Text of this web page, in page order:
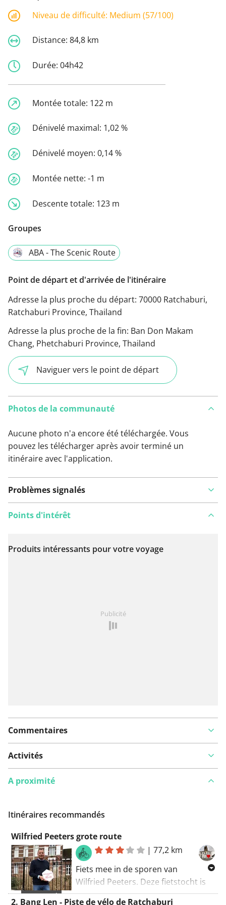
Niveau de difficulté: Medium (57/100)
Distance: 84,8 km
Durée: 04h42
Montée totale: 122 m
Dénivelé maximal: 1,02 %
Dénivelé moyen: 0,14 %
Montée nette: -1 m
Descente totale: 123 m
Groupes
ABA - The Scenic Route
Point de départ et d'arrivée de l'itinéraire
Adresse la plus proche du départ: 70000 Ratchaburi,
Ratchaburi Province, Thailand
Adresse la plus proche de la fin: Ban Don Makam
Chang, Phetchaburi Province, Thailand
Naviguer vers le point de départ
Photos de la communauté
Aucune photo n'a encore été téléchargée. Vous
pouvez les télécharger après avoir terminé un
itinéraire avec l'application.
Problèmes signalés
Voir sur la carte
Points d'intérêt
Produits intéressants pour votre voyage
Publicité
Commentaires
Activités
A proximité
Itinéraires recommandés
Wilfried Peeters grote route
SPONSORISÉ
|77,2 km
Fiets mee in de sporen van
Wilfried Peeters. Deze fietstocht is
77 kilometer lang en bestaat uit
2. Bang Len - Piste de vélo de Ratchaburi